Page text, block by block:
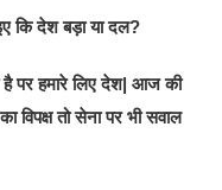
कि देश बड़ा या दल?
है पर हमारे लिए देश| आज की
विपक्ष तो सेना पर भी सवाल